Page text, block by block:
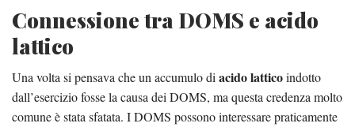
Connessione tra DOMS e acido
lattico
Una volta si pensava che un accumulo di acido latticoindotto
dall’esercizio fosse la causa dei DOMS, ma questa credenza molto
comune è stata sfatata. I DOMS possono interessare praticamente